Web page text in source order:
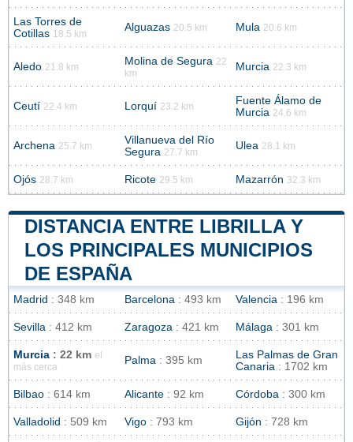
Las Torres de
Cotillas 18.5 km
Alguazas 20.5 km Mula 20.6 km
Aledo 21.8 km Molina de Segura 22
km
Murcia 22.3 km
Ceutí 22.4 km Lorquí 23.2 km
Fuente Álamo de
Murcia 24.6 km
Archena 25.7 km
Villanueva del Río
Segura 27.7 km
Ulea 28.1 km
Ojós 28.7 km Ricote 29.5 km Mazarrón 32.3 km
DISTANCIA ENTRE LIBRILLA Y
LOS PRINCIPALES MUNICIPIOS
DE ESPAÑA
Madrid : 348 km Barcelona : 493 km Valencia : 196 km
Sevilla : 412 km Zaragoza : 421 km Málaga : 301 km
Murcia : 22 km el
más cerca
Palma : 395 km
Las Palmas de Gran
Canaria : 1702 km
Bilbao : 614 km Alicante : 92 km Córdoba : 300 km
Valladolid : 509 km Vigo : 793 km Gijón : 728 km